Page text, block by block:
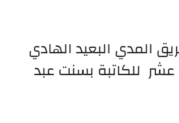
المدي البعيد الهادي
عشر للكاتبة بسنت عبد